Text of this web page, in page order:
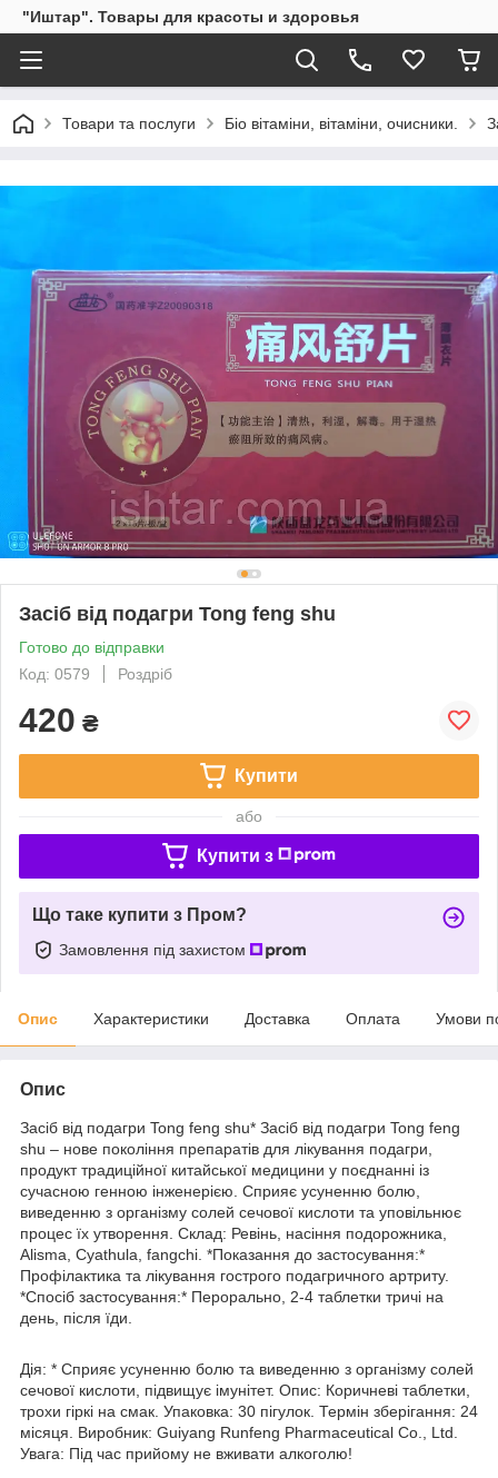
"Иштар". Товары для красоты и здоровья
Товари та послуги Біо вітаміни, вітаміни, очисники.
Засіб від подагри Tong feng shu
Готово до відправки
Код: 0579
Роздріб
420 ₴
Купити
або
Купити з
Що таке купити з Пром?
Замовлення під захистом
Опис Характеристики Доставка Оплата Умови
Опис
Засіб від подагри Tong feng shu* Засіб від подагри Tong feng
shu – нове покоління препаратів для лікування подагри,
продукт традиційної китайської медицини у поєднанні із
сучасною генною інженерією. Сприяє усуненню болю,
виведенню з організму солей сечової кислоти та уповільнює
процес їх утворення. Склад: Ревінь, насіння подорожника,
Alisma, Cyathula, fangchi. *Показання до застосування:*
Профілактика та лікування гострого подагричного артриту.
*Спосіб застосування:* Перорально, 2-4 таблетки тричі на
день, після їди.
Дія: * Сприяє усуненню болю та виведенню з організму солей
сечової кислоти, підвищує імунітет. Опис: Коричневі таблетки,
трохи гіркі на смак. Упаковка: 30 пігулок. Термін зберігання: 24
місяця. Виробник: Guiyang Runfeng Pharmaceutical Co., Ltd.
Увага: Під час прийому не вживати алкоголю!